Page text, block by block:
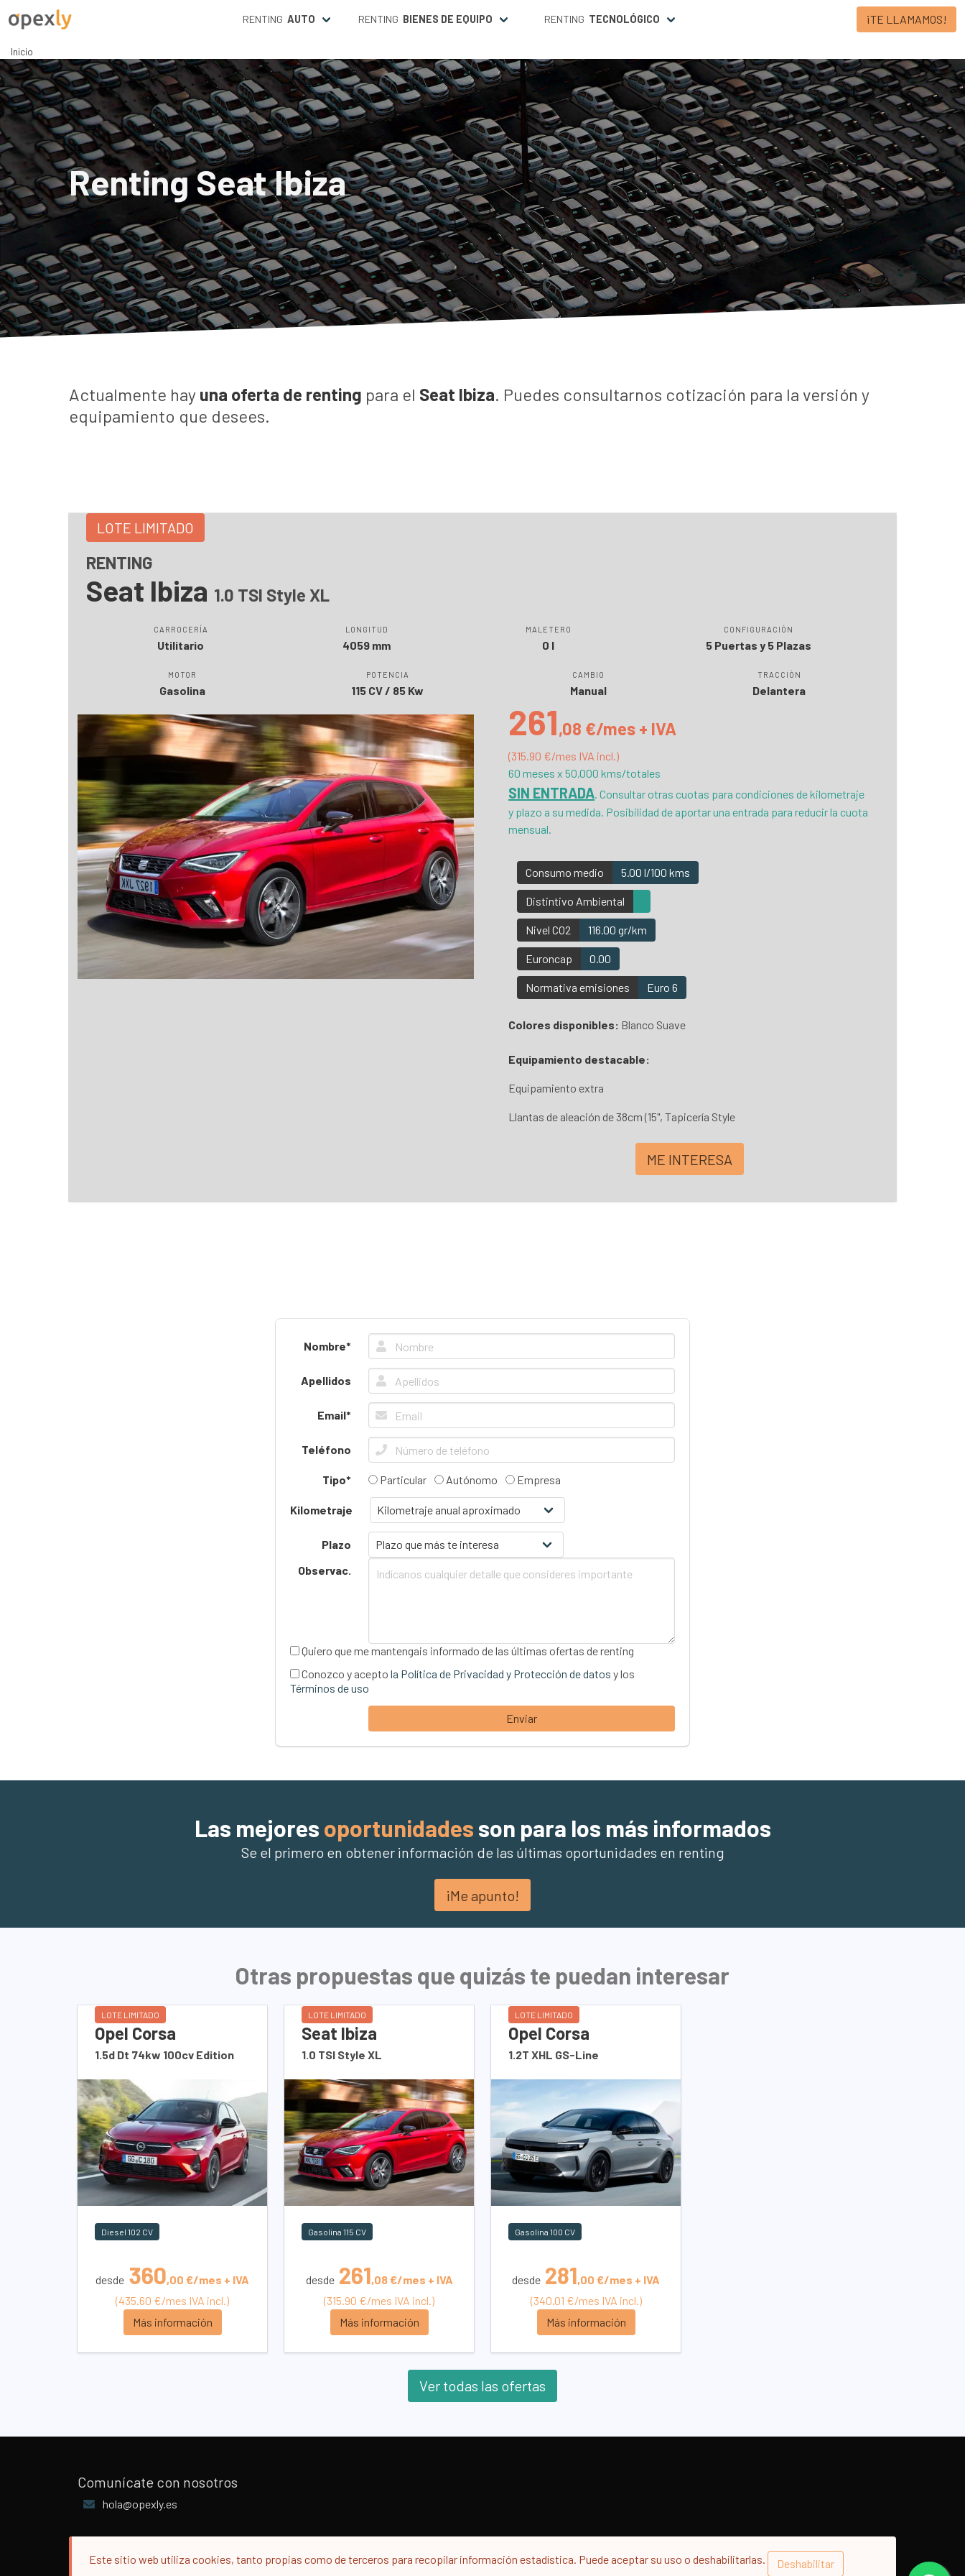
RENTING AUTO RENTING BIENES DE EQUIPO RENTING TECNOLÓGICO ¡TE LLAMAMOS!
Inicio
Renting Seat Ibiza
Actualmente hay una oferta de renting para el Seat Ibiza. Puedes consultarnos cotización para la versión y
equipamiento que desees.
LOTE LIMITADO
RENTING
Seat Ibiza 1.0 TSI Style XL
CARROCERÍA
Utilitario
LONGITUD
4059 mm
MALETERO
0 l
CONFIGURACIÓN
5 Puertas y 5 Plazas
MOTOR
Gasolina
POTENCIA
115 CV / 85 Kw
CAMBIO
Manual
TRACCIÓN
Delantera
261,08 €/mes + IVA
(315.90 €/mes IVA incl.)
60 meses x 50,000 kms/totales
SIN ENTRADA. Consultar otras cuotas para condiciones de kilometraje
y plazo a su medida. Posibilidad de aportar una entrada para reducir la cuota
mensual.
Consumo medio 5.00 l/100 kms
Distintivo Ambiental
Nivel CO2 116.00 gr/km
Euroncap 0.00
Normativa emisiones Euro 6
Colores disponibles: Blanco Suave
Equipamiento destacable:
Equipamiento extra
Llantas de aleación de 38cm (15", Tapicería Style
ME INTERESA
Nombre*
Apellidos
Email*
Teléfono
Tipo* Particular Autónomo Empresa
Kilometraje
Plazo
Observac.
Quiero que me mantengais informado de las últimas ofertas de renting
Conozco y acepto la Política de Privacidad y Protección de datos y los
Términos de uso
Enviar
Las mejores oportunidades son para los más informados
Se el primero en obtener información de las últimas oportunidades en renting
¡Me apunto!
Otras propuestas que quizás te puedan interesar
LOTE LIMITADO
Opel Corsa
1.5d Dt 74kw 100cv Edition
Diesel 102 CV
desde 360,00 €/mes + IVA
(435.60 €/mes IVA incl.)
Más información
LOTE LIMITADO
Seat Ibiza
1.0 TSI Style XL
Gasolina 115 CV
desde 261,08 €/mes + IVA
(315.90 €/mes IVA incl.)
Más información
LOTE LIMITADO
Opel Corsa
1.2T XHL GS-Line
Gasolina 100 CV
desde 281,00 €/mes + IVA
(340.01 €/mes IVA incl.)
Más información
Ver todas las ofertas
Comunícate con nosotros
hola@opexly.es
© 2021 Opexly.es|Aviso legal|Política de privacidad
Este sitio web utiliza cookies, tanto propias como de terceros para recopilar información estadística. Puede aceptar su uso o deshabilitarlas.
Deshabilitar